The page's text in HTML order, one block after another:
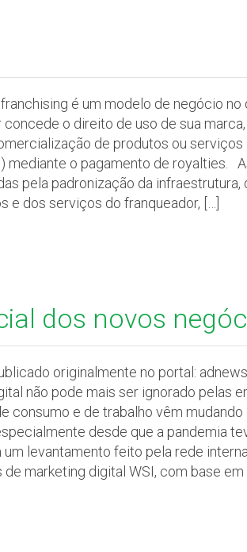
franchising é um modelo de negócio no
o direito de uso de sua
de produtos ou serviços
mediante o pagamento de royalties.
pela padronização da infraestrutura,
e dos serviços do franqueador, […]
dos novos
originalmente no portal:
não pode mais ser ignorado pelas
consumo e de trabalho vêm mudando
desde que a pandemia
levantamento feito pela rede
de marketing digital WSI, com base em